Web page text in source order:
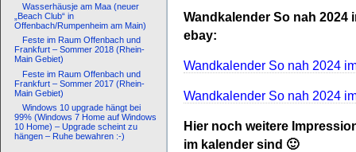
Wasserhäusje am Maa (neuer
„Beach Club“ in
Offenbach/Rumpenheim am Main)
Feste im Raum Offenbach und
Frankfurt – Sommer 2018 (Rhein-
Main Gebiet)
Feste im Raum Offenbach und
Frankfurt – Sommer 2017 (Rhein-
Main Gebiet)
Windows 10 upgrade hängt bei
99% (Windows 7 Home auf Windows
10 Home) – Upgrade scheint zu
hängen – Ruhe bewahren :-)
Wandkalender So nah 2024
ebay:
Wandkalender So nah 2024
Wandkalender So nah 2024
Hier noch weitere
im kalender sind 🙂